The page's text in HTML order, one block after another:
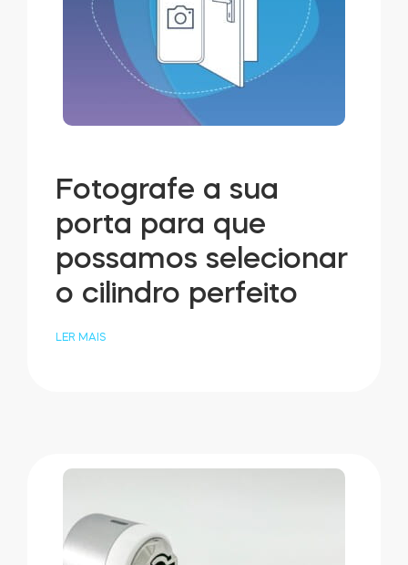
Fotografe a sua
porta para que
possamos selecionar
o cilindro perfeito
LER MAIS